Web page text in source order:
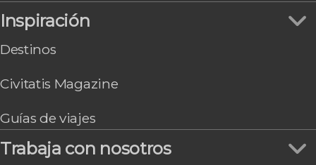
Inspiración
Destinos
Civitatis Magazine
Guías de viajes
Trabaja con nosotros